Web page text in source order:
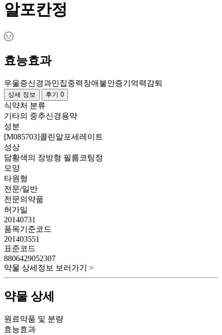
알포칸정
효능효과
우울증신경과민집중력장애 불안증기억력감퇴
상세 정보 후기 0
식약처 분류
기타의 중추신경용약
성분
[M085703]콜린알포세레이트
성상
담황색의 장방형 필름코팅정
모양
타원형
전문/일반
전문의약품
허가일
20140731
품목기준코드
201403551
표준코드
8806429052307
약물 상세정보 보러가기 >
약물 상세
원료약품 및 분량
효능효과